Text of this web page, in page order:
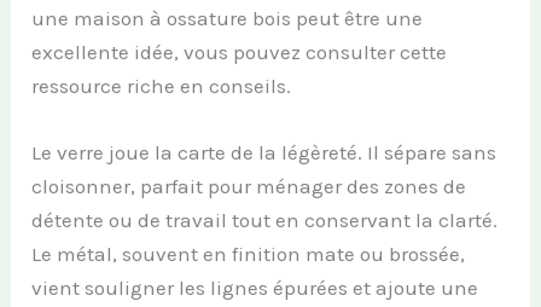
une maison à ossature bois peut être une
excellente idée, vous pouvez consulter cette
ressource riche en conseils.
Le verre joue la carte de la légèreté. Il sépare sans
cloisonner, parfait pour ménager des zones de
détente ou de travail tout en conservant la clarté.
Le métal, souvent en finition mate ou brossée,
vient souligner les lignes épurées et ajoute une